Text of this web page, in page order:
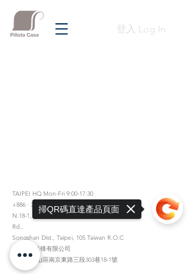
登入 Log In
TAIPEI HQ Mon-Fri 9:00-17:30
+886 · 2 · 2717 · 6178
N.18-1, Lane 303, Sec.3, Nangking East
Rd.,
Songshan Dist., Taipei, 105 Taiwan R.O.C
總公司 嘉锋有限公司
台北市松山區南京東路三段303巷18-1號
掃QR碼直達產品頁面